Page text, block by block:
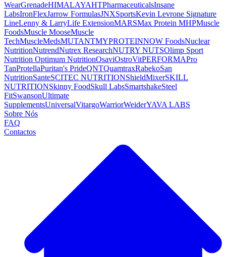
WearGrenadeHIMALAYAHTPharmaceuticalsInsane
LabsIronFlexJarrow FormulasJNXSportsKevin Levrone Signature
LineLenny & LarryLife ExtensionMARSMax Protein MHPMuscle
FoodsMuscle MooseMuscle
TechMuscleMedsMUTANTMYPROTEINNOW FoodsNuclear
NutritionNutrendNutrex ResearchNUTRY NUTSOlimp Sport
Nutrition Optimum NutritionOsaviOstroVitPERFORMAPro
TanProtellaPuritan's PrideQNTQuamtraxRabekoSan
NutritionSanteSCITEC NUTRITIONShieldMixerSKILL
NUTRITIONSkinny FoodSkull LabsSmartshakeSteel
FitSwansonUltimate
SupplementsUniversalVitargoWarriorWeiderYAVA LABS
Sobre Nós
FAQ
Contactos